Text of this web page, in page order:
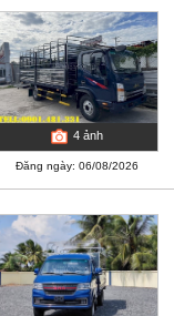
4 ảnh
Đăng ngày: 06/08/2026